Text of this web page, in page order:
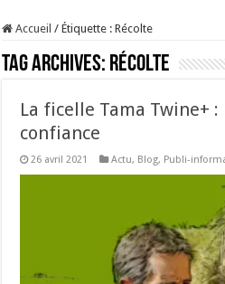
La collecte de lait de chèvre confirme son
Accueil / Étiquette :Récolte
Tag Archives: Récolte
La ficelle Tama Twine+
confiance
26 avril 2021 Actu, Blog, Publi-